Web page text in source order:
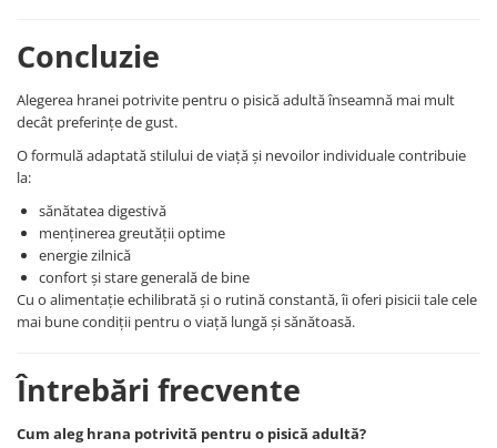
Concluzie
Alegerea hranei potrivite pentru o pisică adultă înseamnă mai mult
decât preferințe de gust.
O formulă adaptată stilului de viață și nevoilor individuale contribuie
la:
sănătatea digestivă
menținerea greutății optime
energie zilnică
confort și stare generală de bine
Cu o alimentație echilibrată și o rutină constantă, îi oferi pisicii tale cele
mai bune condiții pentru o viață lungă și sănătoasă.
Întrebări frecvente
Cum aleg hrana potrivită pentru o pisică adultă?